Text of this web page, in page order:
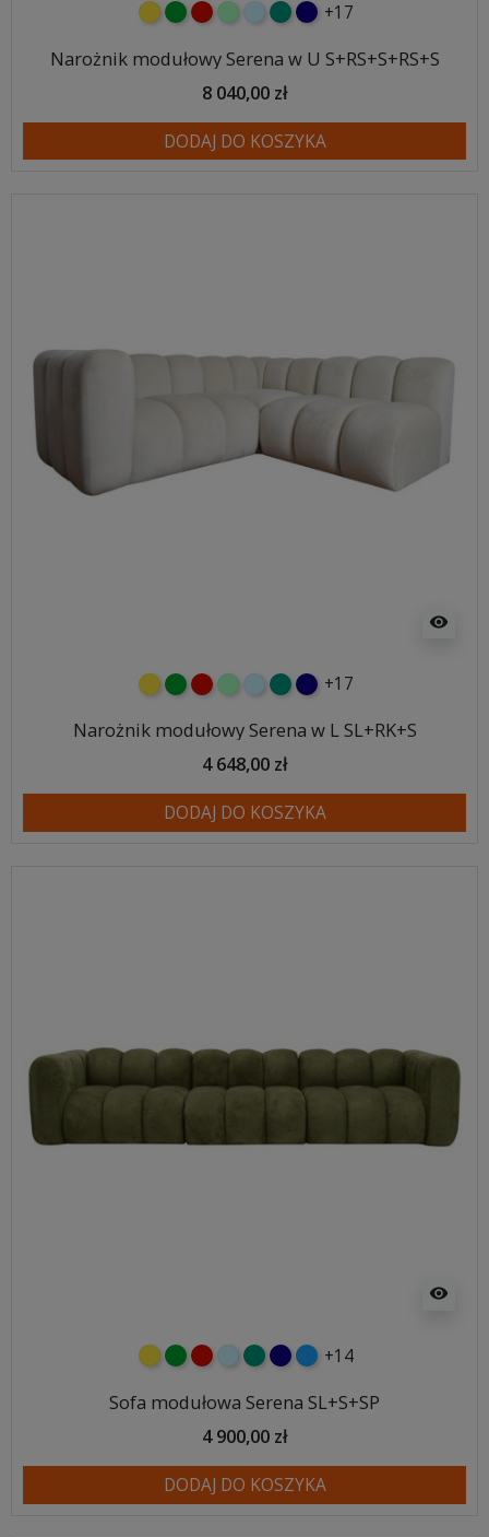
żółtyzielonyczerwony
miętowybłękitnyturkusowy
granatowy
+17
Narożnik modułowy Serena w U S+RS+S+RS+S
8 040,00 zł
DODAJ DO KOSZYKA
visibility
żółtyzielonyczerwony
miętowybłękitnyturkusowy
granatowy
+17
Narożnik modułowy Serena w L SL+RK+S
4 648,00 zł
DODAJ DO KOSZYKA
visibility
żółtyzielonyczerwony
błękitnyturkusowy
granatowy
niebieski
+14
Sofa modułowa Serena SL+S+SP
4 900,00 zł
DODAJ DO KOSZYKA